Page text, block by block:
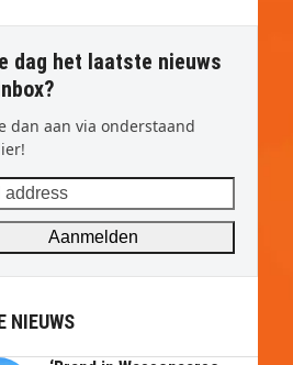
dag het laatste nieuws
dan aan via onderstaand
Aanmelden
NIEUWS